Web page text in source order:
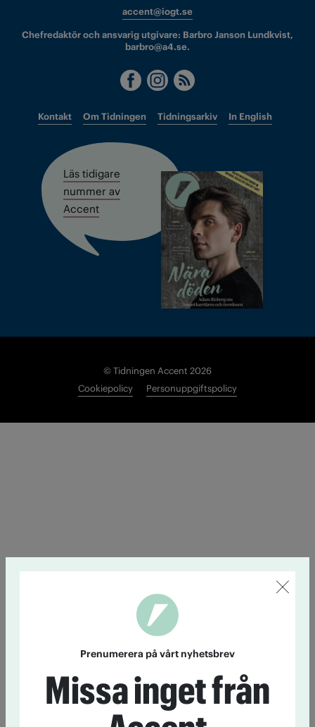
accent@iogt.se
Chefredaktör och ansvarig utgivare: Barbro Janson Lundkvist,
barbro@a4.se.
Kontakt Om Tidningen Tidningsarkiv In English
Läs tidigare
nummer av
Accent
© Tidningen Accent 2026
Cookiepolicy
Personuppgiftspolicy
Prenumerera på vårt nyhetsbrev
Missa inget från